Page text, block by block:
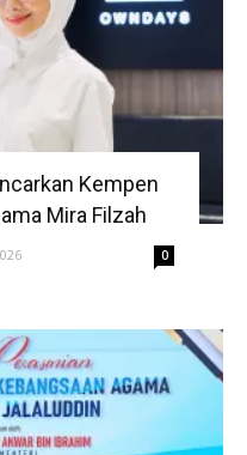
Kempen
Mira Filzah
0